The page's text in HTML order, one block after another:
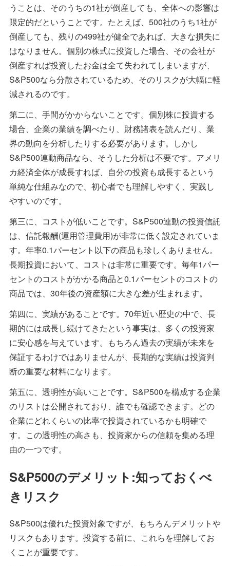
うことは、そのうちの1社が倒産しても、全体への影響は
限定的だということです。たとえば、500社のうち1社が
倒産しても、残りの499社が健全であれば、大きな損失に
はなりません。個別の株式に投資した場合、その会社が
倒産すれば投資したお金は全て失われてしまいますが、
S&P500なら分散されているため、そのリスクが大幅に軽
減されるのです。
第二に、手間がかからないことです。個別株に投資する
場合、企業の業績を調べたり、財務諸表を読んだり、業
界の動向を分析したりする必要があります。しかし
S&P500連動商品なら、そうした分析は不要です。アメリ
カ経済全体が成長すれば、自分の投資も成長するという
単純な仕組みなので、初心者でも理解しやすく、実践し
やすいのです。
第三に、コストが低いことです。S&P500連動の投資信託
は、信託報酬(運用管理費用)が非常に低く設定されていま
す。年率0.1パーセント以下の商品も珍しくありません。
長期投資において、コストは非常に重要です。毎年1パー
セントのコストがかかる商品と0.1パーセントのコストの
商品では、30年後の資産額に大きな差が生まれます。
第四に、実績があることです。70年近い歴史の中で、長
期的には成長し続けてきたという事実は、多くの投資家
に安心感を与えています。もちろん過去の実績が未来を
保証するわけではありませんが、長期的な実績は投資判
断の重要な材料になります。
第五に、透明性が高いことです。S&P500を構成する企業
のリストは公開されており、誰でも確認できます。どの
企業にどれくらいの比率で投資されているかも明確で
す。この透明性の高さも、投資家からの信頼を集める理
由の一つです。
S&P500のデメリット:知っておくべ
きリスク
S&P500は優れた投資対象ですが、もちろんデメリットや
リスクもあります。投資する前に、これらを理解してお
くことが重要です。